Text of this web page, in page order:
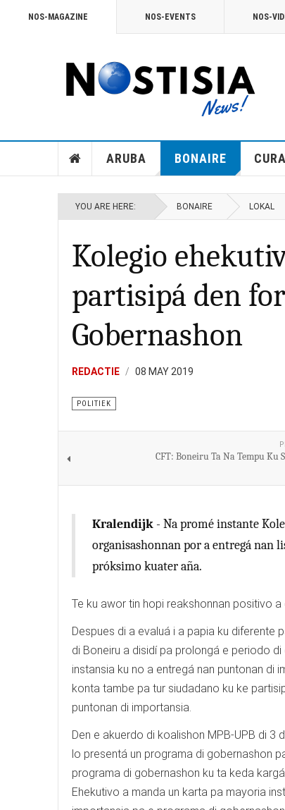
NOS-MAGAZINE NOS-EVENTS NOS-
ARUBA BONAIRE
YOU ARE HERE: BONAIRE LOKAL
Kolegio
partisipá den
Gobernashon
REDACTIE 08 MAY 2019
POLITIEK
CFT: Boneiru Ta Na Tempu Ku
Kralendijk - Na promé instante
organisashonnan por a entregá nan
próksimo kuater aña.
Te ku awor tin hopi reakshonnan positivo
Despues di a evaluá i a papia ku diferente
di Boneiru a disidí pa prolongá e periodo
instansia ku no a entregá nan puntonan di
konta tambe pa tur siudadano ku ke
puntonan di importansia.
Den e akuerdo di koalishon MPB-UPB di
lo presentá un programa di gobernashon
programa di gobernashon ku ta keda
Ehekutivo a manda un karta pa mayoria